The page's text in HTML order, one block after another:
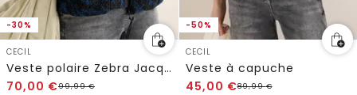
-30%
CECIL
Veste polaire Zebra Jacquard
70,00 €99,99€
-50%
CECIL
Veste à capuche
45,00 €89,99€